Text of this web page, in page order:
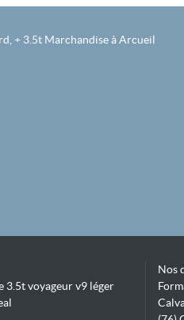
+ 3.5t Marchandise à Arcueil
3.5t voyageur v9 léger
Nos